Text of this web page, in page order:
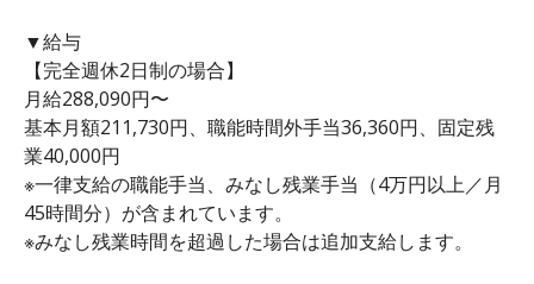
▼給与
【完全週休2日制の場合】
月給288,090円〜
基本月額211,730円、職能時間外手当36,360円、固定残
業40,000円
※一律支給の職能手当、みなし残業手当（4万円以上／月
45時間分）が含まれています。
※みなし残業時間を超過した場合は追加支給します。